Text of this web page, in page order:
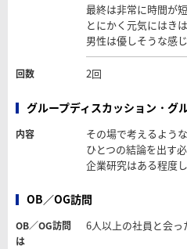
最終は非常に時間が
とにかく元気にはき
男性は優しそうな感
回数 2回
グループディスカッション・グ
内容
その場で考えるよう
ひとつの結論を出す
企業研究はある程度
OB／OG訪問
OB／OG訪問
は
6人以上の社員と会っ